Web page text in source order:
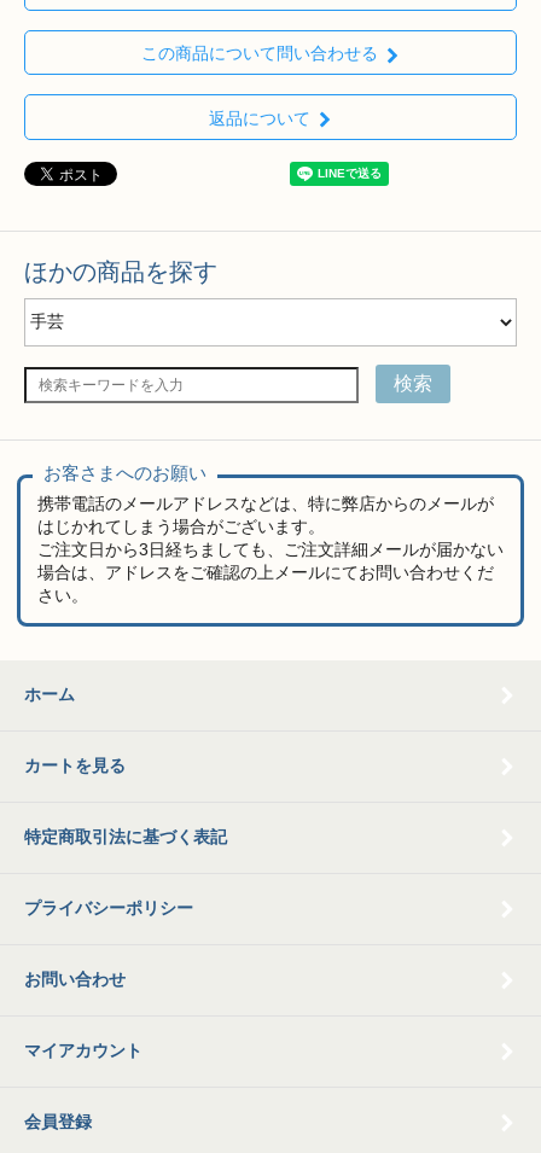
この商品について問い合わせる
返品について
ほかの商品を探す
検索
お客さまへのお願い
携帯電話のメールアドレスなどは、特に弊店からのメールが
はじかれてしまう場合がございます。
ご注文日から3日経ちましても、ご注文詳細メールが届かない
場合は、アドレスをご確認の上メールにてお問い合わせくだ
さい。
ホーム
カートを見る
特定商取引法に基づく表記
プライバシーポリシー
お問い合わせ
マイアカウント
会員登録